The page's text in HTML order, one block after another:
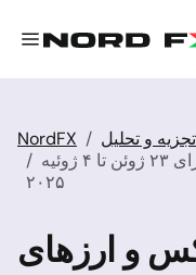
NordFX
تجزیه و تحلیل
پیش‌بینی فارکس و ارزهای دیجیتال برای ۲۳ ژوئن تا ۴ ژوئیه
۲۰۲۵
و ارزهای